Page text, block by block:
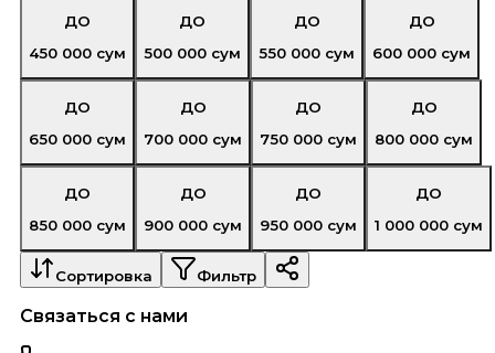
ДО
450 000 сум
ДО
500 000 сум
ДО
550 000 сум
ДО
600 000 сум
ДО
650 000 сум
ДО
700 000 сум
ДО
750 000 сум
ДО
800 000 сум
ДО
850 000 сум
ДО
900 000 сум
ДО
950 000 сум
ДО
1 000 000 сум
Сортировка Фильтр
Связаться с нами